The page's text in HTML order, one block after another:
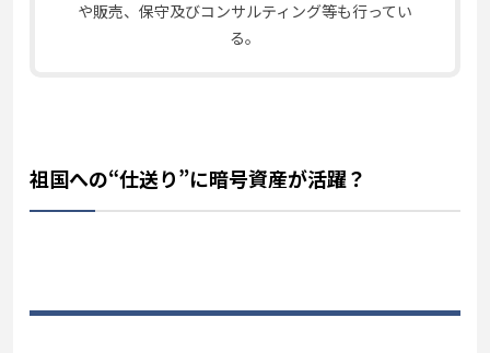
や販売、保守及びコンサルティング等も行ってい
る。
祖国への“仕送り”に暗号資産が活躍？